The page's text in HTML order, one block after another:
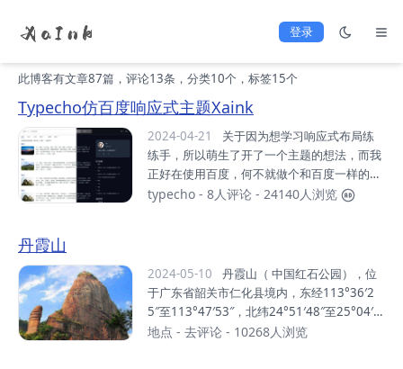
登录
此博客有文章87篇，评论13条，分类10个，标签15个
Typecho仿百度响应式主题Xaink
2024-04-21
练手，所以萌生了开了一个主题的想法，而我
正好在使用百度，何不就做个和百度一样的主
题Github:https://github.com/awinds/xaink
计，支持明亮和黑暗模式。文章列表支持缩略
图（字定义thumbnail），右侧悬停。支持评
论表情OwO。文章和页面直接支持点赞和取
消，不使用插件。支持配置作者个人社交账号
显示。支持配置是否显示文章版权信息。...
typecho - 8人评论 - 24140人浏览
丹霞山
2024-05-10
于广东省韶关市仁化县境内，东经113°36′2
5″至113°47′53″，北纬24°51′48″至25°04′1
2″之间。 总面积292平方千米，是广东省面积
地点 - 去评论 - 10268人浏览